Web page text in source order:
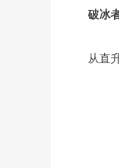
破冰
从直